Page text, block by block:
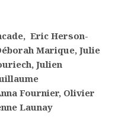
Eric Herson-
Marique, Julie
Julien
Fournier, Olivier
Launay